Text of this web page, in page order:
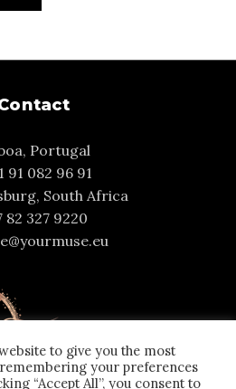
Portugal
91 082 96 91
South Africa
82 327 9220
to give you the most
your preferences
“Accept All”, you consent to